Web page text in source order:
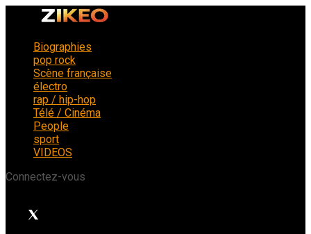
Biographies
pop rock
Scène française
électro
rap / hip-hop
Télé / Cinéma
People
sport
VIDEOS
Connectez-vous